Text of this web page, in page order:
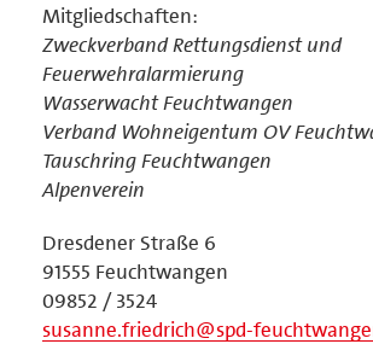
Mitgliedschaften:
Zweckverband Rettungsdienst und
Feuerwehralarmierung
Wasserwacht Feuchtwangen
Verband Wohneigentum OV
Tauschring Feuchtwangen
Alpenverein
Dresdener Straße 6
91555 Feuchtwangen
09852 / 3524
susanne.friedrich@spd-